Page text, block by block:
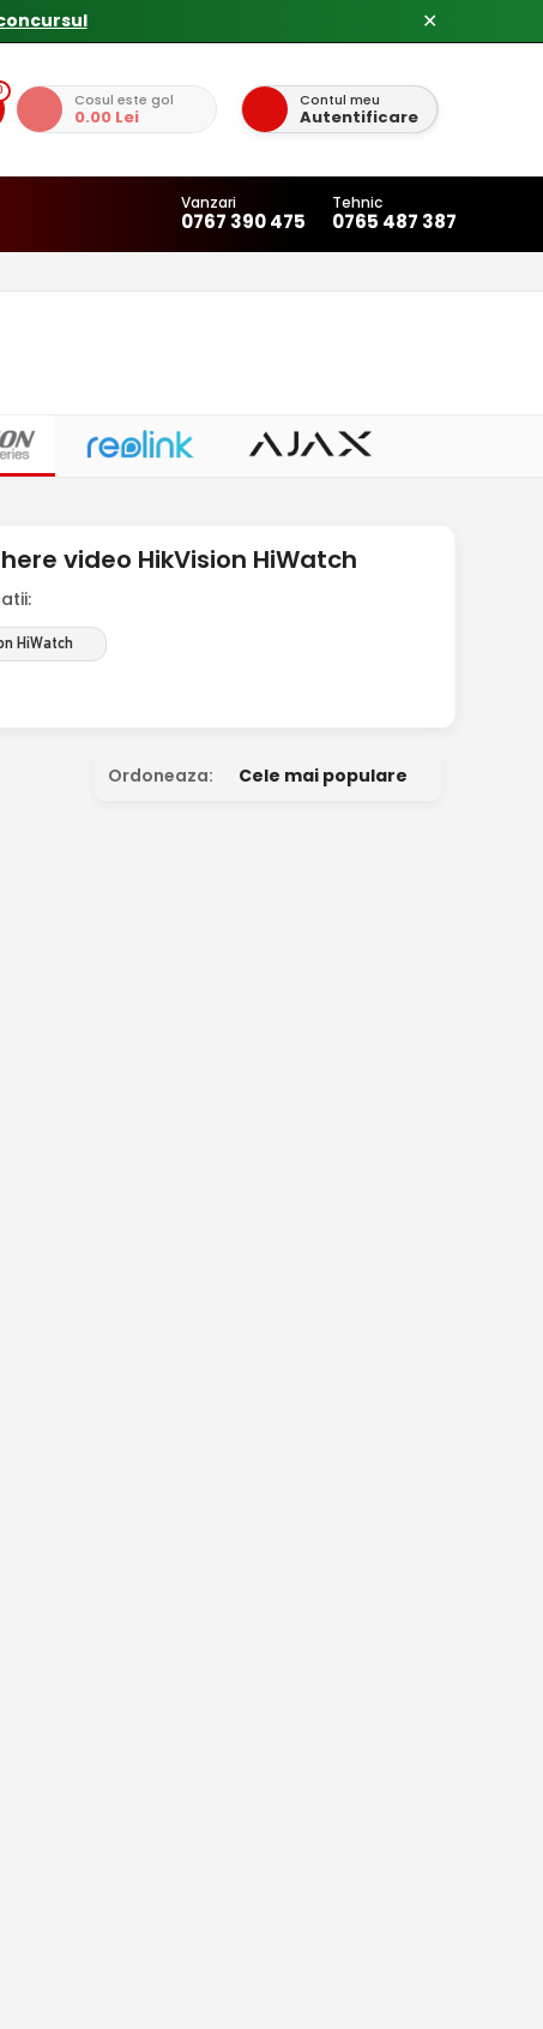
✕
Cosul este gol
0.00 Lei
Contul meu
Autentificare
Vanzari
0767 390 475
Tehnic
0765 487 387
video HikVision HiWatch
HiWatch
Ordoneaza: Cele mai populare